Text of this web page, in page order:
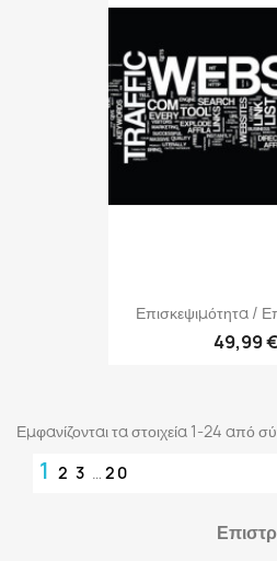
Επισκεψιμότητα /
49,99 €
Εμφανίζονται τα στοιχεία 1-24 από
1 2 3 … 20